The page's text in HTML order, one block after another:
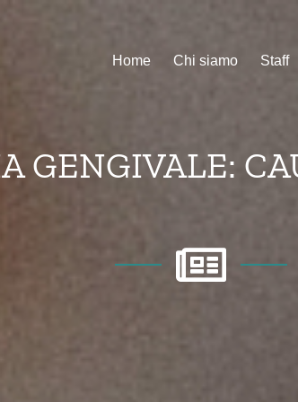
Home Chi siamo Staff
GENGIVALE: